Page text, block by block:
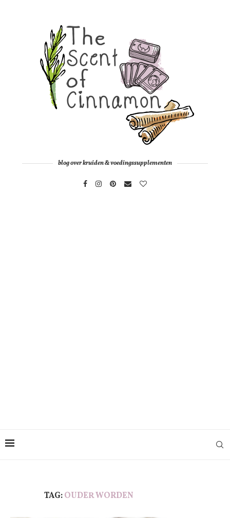
blog over kruiden & voedingssupplementen
TAG:OUDER WORDEN